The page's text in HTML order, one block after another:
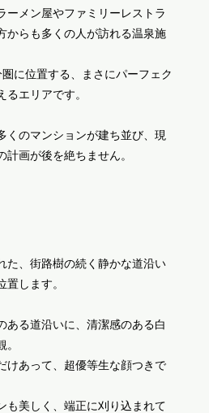
ーメン屋やファミリーレストラ
からも多くの人が訪れる温泉施
に位置する、まさにパーフェク
るエリアです。
くのマンションが建ち並び、現
画が後を絶ちません。
た、街路樹の続く静かな道沿い
します。
ある道沿いに、清潔感のある白
けあって、超優等生な顔つきで
も美しく、端正に刈り込まれて